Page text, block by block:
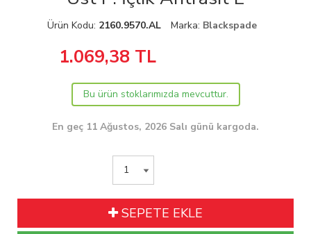
Ürün Kodu: 2160.9570.AL Marka: Blackspade
1.069,38TL
Bu ürün stoklarımızda mevcuttur.
En geç 11 Ağustos, 2026 Salı günü kargoda.
SEPETE EKLE